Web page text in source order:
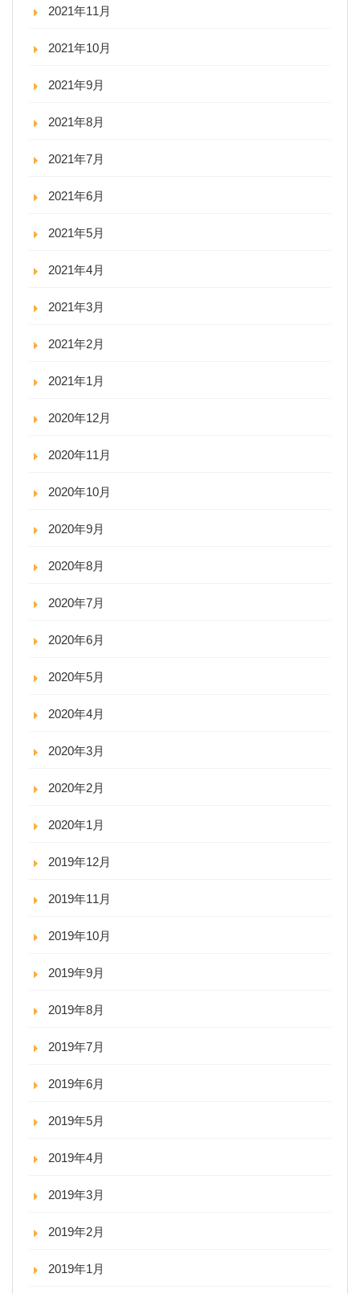
2021年11月
2021年10月
2021年9月
2021年8月
2021年7月
2021年6月
2021年5月
2021年4月
2021年3月
2021年2月
2021年1月
2020年12月
2020年11月
2020年10月
2020年9月
2020年8月
2020年7月
2020年6月
2020年5月
2020年4月
2020年3月
2020年2月
2020年1月
2019年12月
2019年11月
2019年10月
2019年9月
2019年8月
2019年7月
2019年6月
2019年5月
2019年4月
2019年3月
2019年2月
2019年1月